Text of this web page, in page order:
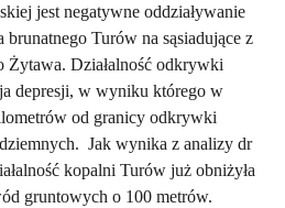
jest negatywne oddziaływanie
Turów na sąsiadujące z
Żytawa. Działalność odkrywki
depresji, w wyniku którego w
od granicy odkrywki
Jak wynika z analizy dr
kopalni Turów już obniżyła
gruntowych o 100 metrów.